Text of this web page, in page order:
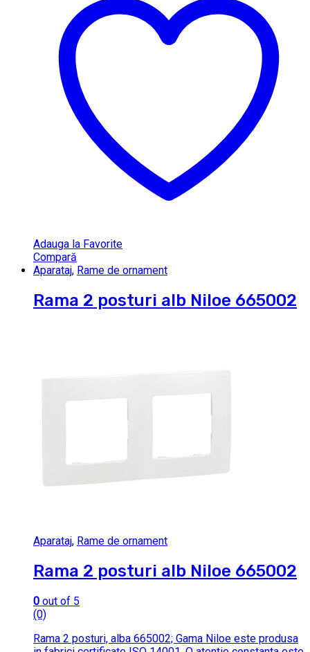
Adauga la Favorite
Compară
Aparataj, Rame de ornament
Rama 2 posturi alb Niloe 665002
Aparataj, Rame de ornament
Rama 2 posturi alb Niloe 665002
0 out of 5
(0)
Rama 2 posturi, alba 665002; Gama Niloe este produsa